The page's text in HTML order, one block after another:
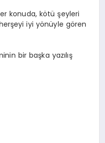
konuda, kötü şeyleri
iyi yönüyle gören
bir başka yazılış